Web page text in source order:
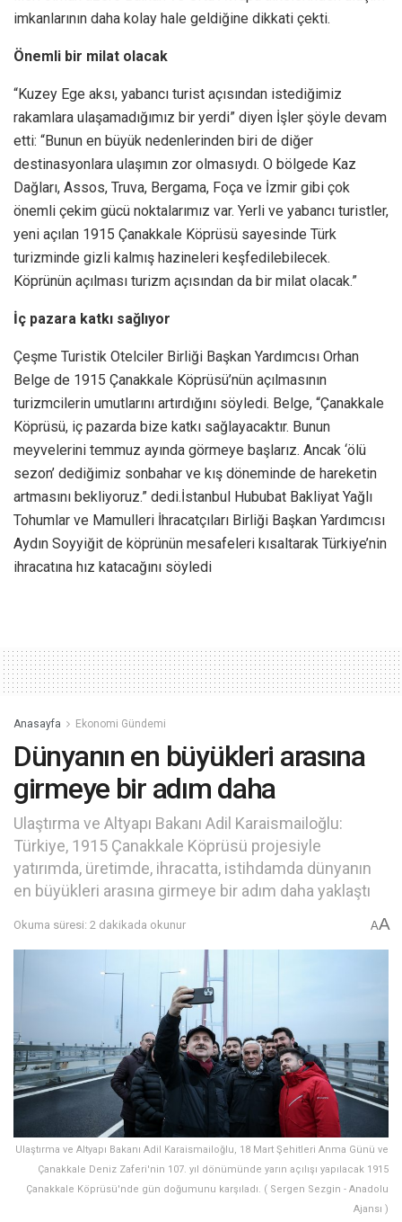
imkanlarının daha kolay hale geldiğine dikkati çekti.
Önemli bir milat olacak
“Kuzey Ege aksı, yabancı turist açısından istediğimiz
rakamlara ulaşamadığımız bir yerdi” diyen İşler şöyle devam
etti: “Bunun en büyük nedenlerinden biri de diğer
destinasyonlara ulaşımın zor olmasıydı. O bölgede Kaz
Dağları, Assos, Truva, Bergama, Foça ve İzmir gibi çok
önemli çekim gücü noktalarımız var. Yerli ve yabancı turistler,
yeni açılan 1915 Çanakkale Köprüsü sayesinde Türk
turizminde gizli kalmış hazineleri keşfedilebilecek.
Köprünün açılması turizm açısından da bir milat olacak.”
İç pazara katkı sağlıyor
Çeşme Turistik Otelciler Birliği Başkan Yardımcısı Orhan
Belge de 1915 Çanakkale Köprüsü’nün açılmasının
turizmcilerin umutlarını artırdığını söyledi. Belge, “Çanakkale
Köprüsü, iç pazarda bize katkı sağlayacaktır. Bunun
meyvelerini temmuz ayında görmeye başlarız. Ancak ‘ölü
sezon’ dediğimiz sonbahar ve kış döneminde de hareketin
artmasını bekliyoruz.” dedi.İstanbul Hububat Bakliyat Yağlı
Tohumlar ve Mamulleri İhracatçıları Birliği Başkan Yardımcısı
Aydın Soyyiğit de köprünün mesafeleri kısaltarak Türkiye’nin
ihracatına hız katacağını söyledi
Anasayfa Ekonomi Gündemi
Dünyanın en büyükleri arasına
girmeye bir adım daha
Ulaştırma ve Altyapı Bakanı Adil Karaismailoğlu:
Türkiye, 1915 Çanakkale Köprüsü projesiyle
yatırımda, üretimde, ihracatta, istihdamda dünyanın
en büyükleri arasına girmeye bir adım daha yaklaştı
Okuma süresi: 2 dakikada okunur AA
Ulaştırma ve Altyapı Bakanı Adil Karaismailoğlu, 18 Mart Şehitleri Anma Günü ve
Çanakkale Deniz Zaferi'nin 107. yıl dönümünde yarın açılışı yapılacak 1915
Çanakkale Köprüsü'nde gün doğumunu karşıladı. ( Sergen Sezgin - Anadolu
Ajansı )